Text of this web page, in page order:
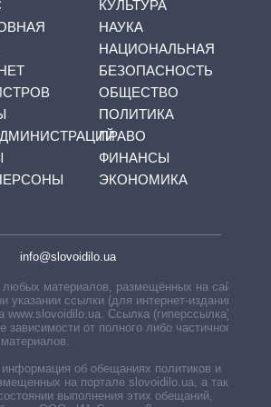
КУЛЬТУРА
НАУКА
НАЦИОНАЛЬНАЯ
БЕЗОПАСНОСТЬ
ОБЩЕСТВО
ПОЛИТИКА
ПРАВО
ФИНАНСЫ
ЭКОНОМИКА
info@slovoidilo.ua
любых материалов, размещённых на сайте,
указании ссылки (для интернет-изданий —
www.slovoidilo.ua. Ссылка (гиперссылка)
зависимости от полного либо частичного
об обещаниях политиков и
на портале slovoidilo.ua, а также
выполнения этих обещаний,